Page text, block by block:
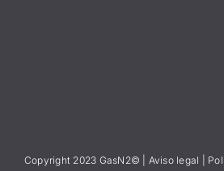
Copyright 2023 GasN2© | Aviso legal